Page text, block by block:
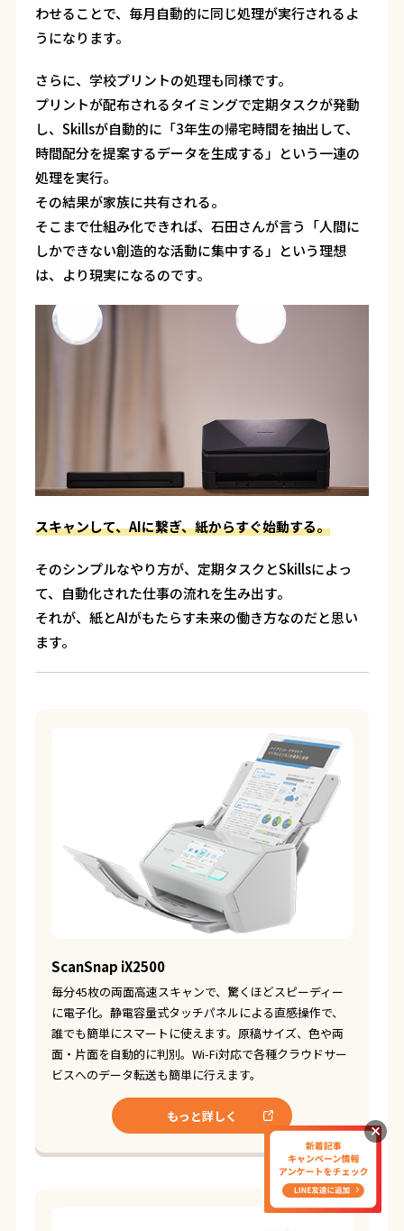
わせることで、毎月自動的に同じ処理が実行されるよ
うになります。
さらに、学校プリントの処理も同様です。
プリントが配布されるタイミングで定期タスクが発動
し、Skillsが自動的に「3年生の帰宅時間を抽出して、
時間配分を提案するデータを生成する」という一連の
処理を実行。
その結果が家族に共有される。
そこまで仕組み化できれば、石田さんが言う「人間に
しかできない創造的な活動に集中する」という理想
は、より現実になるのです。
スキャンして、AIに繋ぎ、紙からすぐ始動する。
そのシンプルなやり方が、定期タスクとSkillsによっ
て、自動化された仕事の流れを生み出す。
それが、紙とAIがもたらす未来の働き方なのだと思い
ます。
ScanSnap iX2500
毎分45枚の両面高速スキャンで、驚くほどスピーディー
に電子化。静電容量式タッチパネルによる直感操作で、
誰でも簡単にスマートに使えます。原稿サイズ、色や両
面・片面を自動的に判別。Wi-Fi対応で各種クラウドサー
ビスへのデータ転送も簡単に行えます。
もっと詳しく